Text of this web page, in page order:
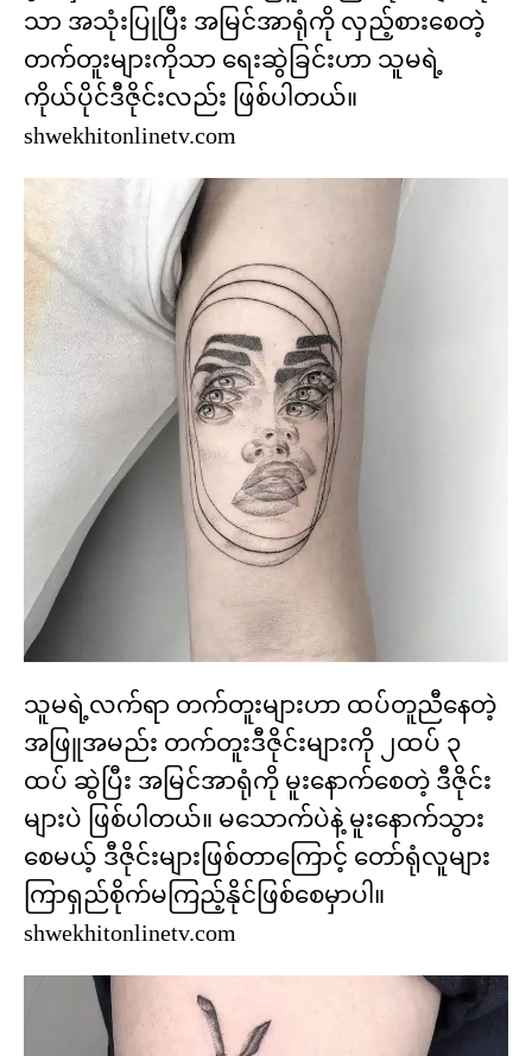
သာ အသုံးပြုပြီး အမြင်အာရုံကို လှည့်စားစေတဲ့
တက်တူးများကိုသာ ရေးဆွဲခြင်းဟာ သူမရဲ့
ကိုယ်ပိုင်ဒီဇိုင်းလည်း ဖြစ်ပါတယ်။
shwekhitonlinetv.com
သူမရဲ့လက်ရာ တက်တူးများဟာ ထပ်တူညီနေတဲ့
အဖြူအမည်း တက်တူးဒီဇိုင်းများကို ၂ထပ် ၃
ထပ် ဆွဲပြီး အမြင်အာရုံကို မူးနောက်စေတဲ့ ဒီဇိုင်း
များပဲ ဖြစ်ပါတယ်။ မသောက်ပဲနဲ့ မူးနောက်သွား
စေမယ့် ဒီဇိုင်းများဖြစ်တာကြောင့် တော်ရုံလူများ
ကြာရှည်စိုက်မကြည့်နိုင်ဖြစ်စေမှာပါ။
shwekhitonlinetv.com